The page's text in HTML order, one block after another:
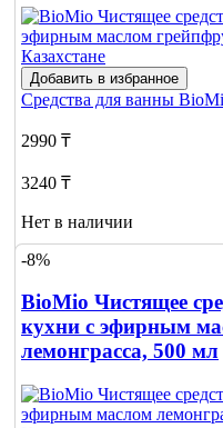
Добавить в избранное
Средства для ванны
2990 ₸
3240 ₸
Нет в наличии
Сообщить
1
-8%
BioMio Чистящее
кухни с эфирным
лемонграсса, 500 мл